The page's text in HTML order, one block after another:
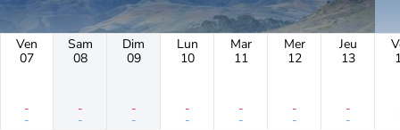
Ven
07
-
-
Sam
08
-
-
Dim
09
-
-
Lun
10
-
-
Mar
11
-
-
Mer
12
-
-
Jeu
13
-
-